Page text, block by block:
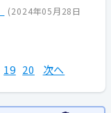
(2024年05月28日
19 20 次へ